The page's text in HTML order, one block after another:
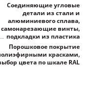
Соединяющие угловые
детали из стали и
алюминиевого сплава,
самонарезающие винты,
подкладки из пластика
Порошковое покрытие
красками,
цвета по шкале RAL